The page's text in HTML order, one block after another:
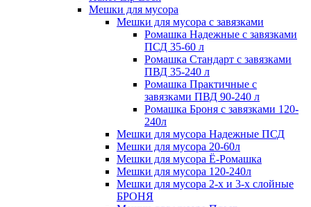
Мешки для мусора
Мешки для мусора с завязками
Ромашка Надежные с завязками
ПСД 35-60 л
Ромашка Стандарт с завязками
ПВД 35-240 л
Ромашка Практичные с
завязками ПВД 90-240 л
Ромашка Броня с завязками 120-
240л
Мешки для мусора Надежные ПСД
Мешки для мусора 20-60л
Мешки для мусора Ё-Ромашка
Мешки для мусора 120-240л
Мешки для мусора 2-х и 3-х слойные
БРОНЯ